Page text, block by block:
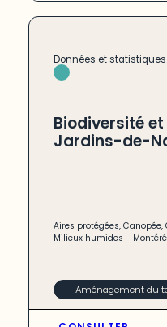
Données et statistiques
Biodiversité
Jardins-de-
Aires protégées,Canopée,
Milieux humides -
Aménagement du